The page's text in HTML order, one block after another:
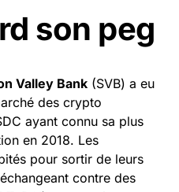
son peg
Valley Bank (SVB) a eu
des crypto
ayant connu sa plus
en 2018. Les
pour sortir de leurs
contre des